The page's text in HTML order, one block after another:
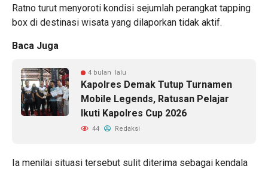
Ratno turut menyoroti kondisi sejumlah perangkat tapping
box di destinasi wisata yang dilaporkan tidak aktif.
Baca Juga
4 bulan lalu
Kapolres Demak Tutup Turnamen
Mobile Legends, Ratusan Pelajar
Ikuti Kapolres Cup 2026
44 Redaksi
Ia menilai situasi tersebut sulit diterima sebagai kendala